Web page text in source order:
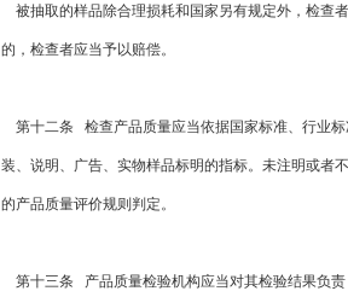
被抽取的样品除合理损耗和国家另有规定外，检查
的，检查者应当予以赔偿。
第十二条 检查产品质量应当依据国家标准、行业
装、说明、广告、实物样品标明的指标。未注明或者
的产品质量评价规则判定。
第十三条 产品质量检验机构应当对其检验结果负